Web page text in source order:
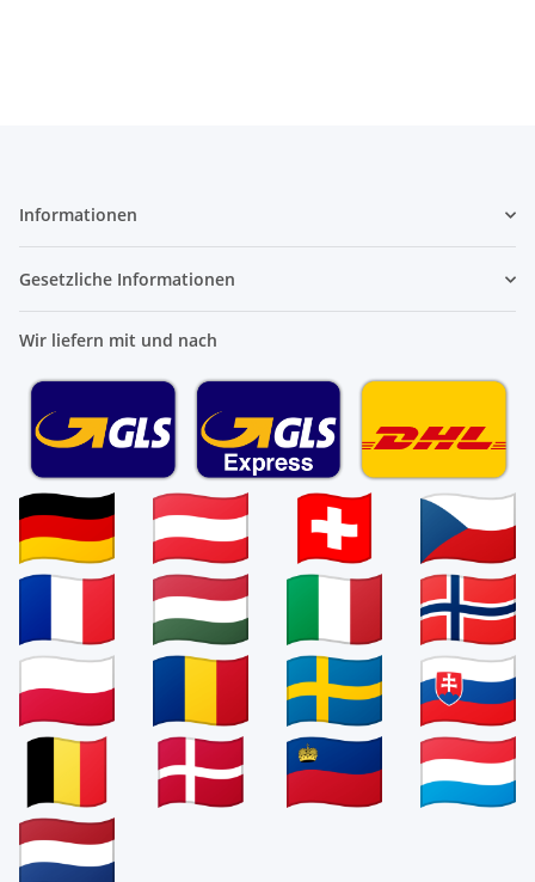
Informationen
Gesetzliche Informationen
Wir liefern mit und nach